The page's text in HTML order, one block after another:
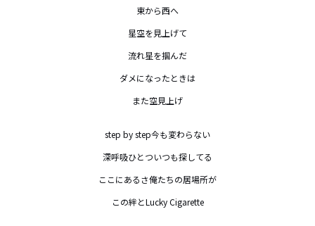
東から西へ
星空を見上げて
流れ星を掴んだ
ダメになったときは
また空見上げ
step by step今も変わらない
深呼吸ひとついつも探してる
ここにあるさ俺たちの居場所が
この絆とLucky Cigarette